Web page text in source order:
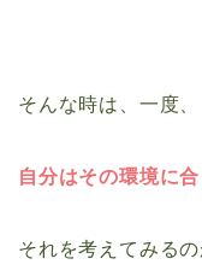
そんな時は、一度、
自分はその環境に
それを考えてみるの